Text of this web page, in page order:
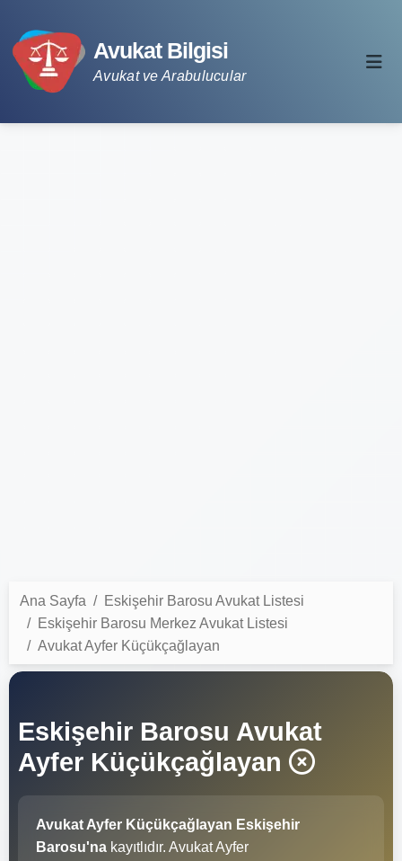
Avukat Bilgisi
Avukat ve Arabulucular
Ana Sayfa
Eskişehir Barosu Avukat Listesi
Eskişehir Barosu Merkez Avukat Listesi
Avukat Ayfer Küçükçağlayan
Eskişehir Barosu Avukat
Ayfer Küçükçağlayan
Avukat Ayfer Küçükçağlayan Eskişehir
Barosu'na kayıtlıdır. Avukat Ayfer